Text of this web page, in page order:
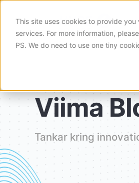
This site uses cookies to provide
services. For more information,
PS. We do need to use one tiny
Viima
Tankar kring